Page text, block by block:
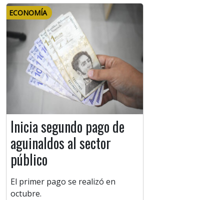
ECONOMÍA
Inicia segundo pago de
aguinaldos al sector
público
El primer pago se realizó en
octubre.